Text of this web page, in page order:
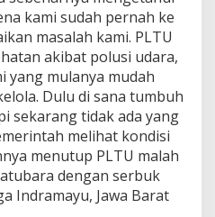
kami sudah pernah ke
masalah kami. PLTU
akibat polusi udara,
yang mulanya mudah
Dulu di sana tumbuh
sekarang tidak ada yang
melihat kondisi
menutup PLTU malah
dengan serbuk
Indramayu, Jawa Barat